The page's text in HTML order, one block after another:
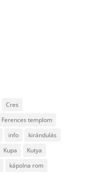
Cres
Ferences templom
info
kirándulás
Kupa
Kutya
kápolna rom